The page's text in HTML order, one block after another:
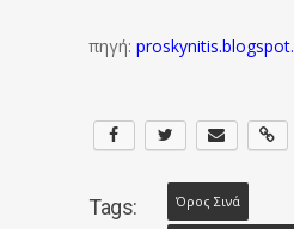
πηγή:
Tags: Όρος Σινά